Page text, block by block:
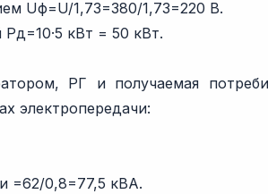
Uф=U/1,73=380/1,73=220 В.
кВт = 50 кВт.
PГ и получаемая
электропередачи:
=62/0,8=77,5 кВА.